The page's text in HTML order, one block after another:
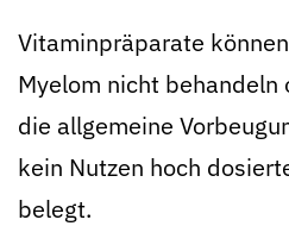
Vitaminpräparate
Myelom nicht behandeln
die allgemeine
kein Nutzen hoch
belegt.